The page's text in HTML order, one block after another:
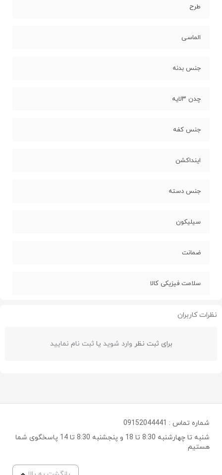
طرح
الماسی
جنس بدنه
چدن ۳لایه
جنس کفه
اینداکشن
جنس دسته
سیلیکون
ضمانت
سلامت فیزیکی کالا
نظرات کاربران
برای ثبت نظر وارد شوید یا ثبت نام نمایید
شماره تماس : 09152044441
شنبه تا چهارشنبه 8:30 تا 18 و پنجشنبه 8:30 تا 14 پاسخگوی شما
هستیم